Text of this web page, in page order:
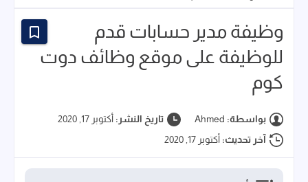
وظيفة مدير حسابات قدم
للوظيفة على موقع وظائف دوت
كوم
بواسطة: Ahmed تاريخ النشر: أكتوبر 17, 2020
آخر تحديث: أكتوبر 17, 2020